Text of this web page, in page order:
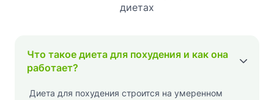
диетах
Что такое диета для похудения и как она
работает?
Диета для похудения строится на умеренном